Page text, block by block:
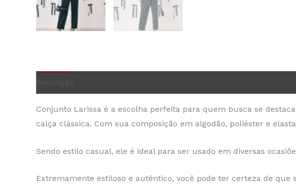
Conjunto Larissa é a escolha perfeita para quem busca se
calça clássica. Com sua composição em algodão, poliéster e
Sendo estilo casual, ele é ideal para ser usado em diversas
Extremamente estiloso e autêntico, você pode ter certeza de que